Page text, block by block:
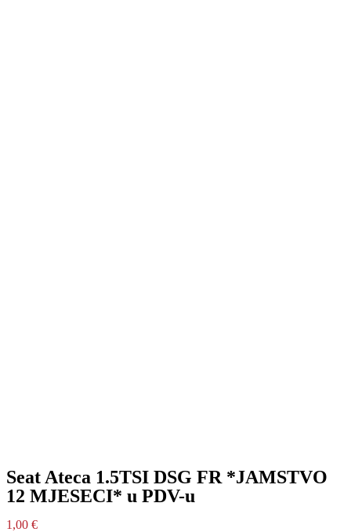
Seat Ateca 1.5TSI DSG FR *JAMSTVO
12 MJESECI* u PDV-u
1,00 €